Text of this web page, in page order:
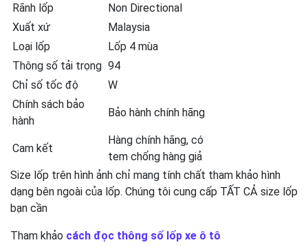
Rãnh lốp
Non Directional
Xuất xứ
Malaysia
Loại lốp
Lốp 4 mùa
Thông số tải trọng 94
Chỉ số tốc độ
W
Chính sách bảo
hành
Bảo hành chính hãng
Cam kết
Hàng chính hãng, có
tem chống hàng giả
Size lốp trên hình ảnh chỉ mang tính chất tham khảo hình
dạng bên ngoài của lốp. Chúng tôi cung cấp TẤT CẢ size lốp
bạn cần
Tham khảo cách đọc thông số lốp xe ô tô